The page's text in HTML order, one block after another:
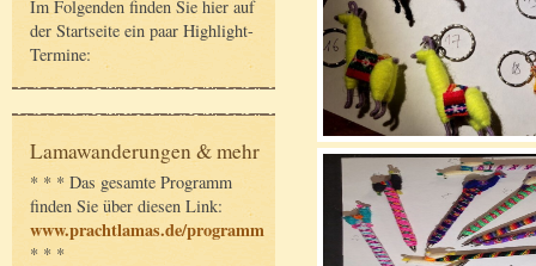
Im Folgenden finden Sie hier auf
der Startseite ein paar Highlight-
Termine:
Lamawanderungen & mehr
* * * Das gesamte Programm
finden Sie über diesen Link:
www.prachtlamas.de/programm
* * *